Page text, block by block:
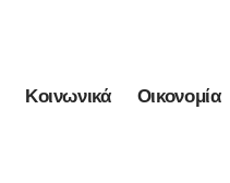
Κοινωνικά Οικονομία